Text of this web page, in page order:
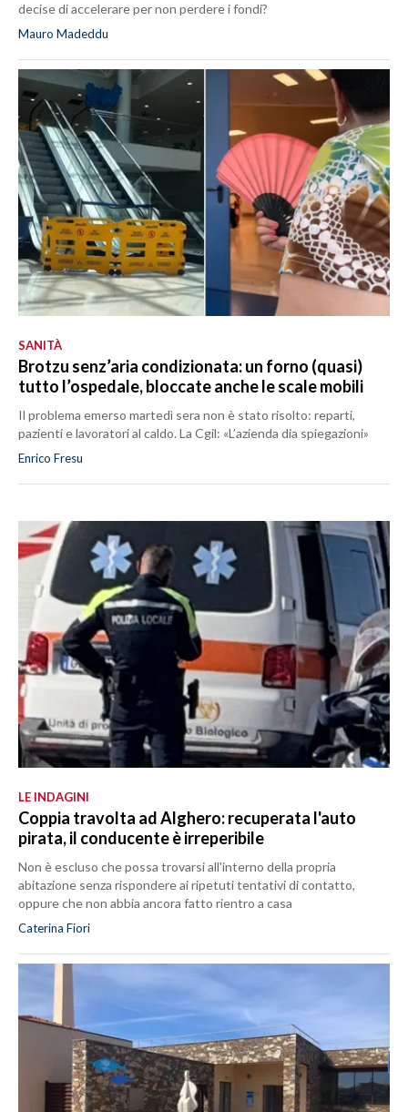
decise di accelerare per non perdere i fondi?
Mauro Madeddu
SANITÀ
Brotzu senz’aria condizionata: un forno (quasi)
tutto l’ospedale, bloccate anche le scale mobili
Il problema emerso martedì sera non è stato risolto: reparti,
pazienti e lavoratori al caldo. La Cgil: «L’azienda dia spiegazioni»
Enrico Fresu
LE INDAGINI
Coppia travolta ad Alghero: recuperata l'auto
pirata, il conducente è irreperibile
Non è escluso che possa trovarsi all'interno della propria
abitazione senza rispondere ai ripetuti tentativi di contatto,
oppure che non abbia ancora fatto rientro a casa
Caterina Fiori